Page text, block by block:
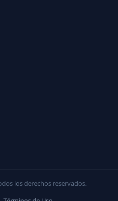
los derechos reservados.